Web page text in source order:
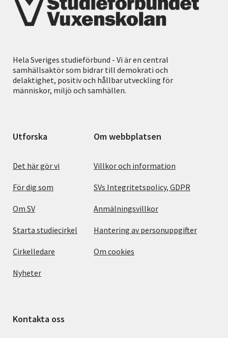
Hela Sveriges studieförbund - Vi är en central
samhällsaktör som bidrar till demokrati och
delaktighet, positiv och hållbar utveckling för
människor, miljö och samhällen.
Utforska
Det här gör vi
För dig som
Om SV
Starta studiecirkel
Cirkelledare
Nyheter
Om webbplatsen
Villkor och information
SVs Integritetspolicy, GDPR
Anmälningsvillkor
Hantering av personuppgifter
Om cookies
Kontakta oss